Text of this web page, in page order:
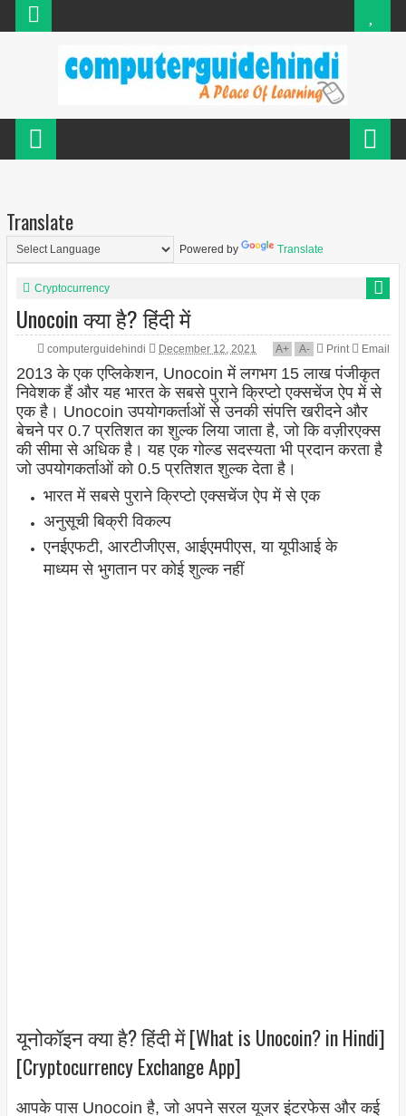
Translate
Powered by Translate
Cryptocurrency
Unocoin क्या है? हिंदी में
computerguidehindi December 12, 2021 A+ A- Print Email
2013 के एक एप्लिकेशन, Unocoin में लगभग 15 लाख पंजीकृत
निवेशक हैं और यह भारत के सबसे पुराने क्रिप्टो एक्सचेंज ऐप में से
एक है। Unocoin उपयोगकर्ताओं से उनकी संपत्ति खरीदने और
बेचने पर 0.7 प्रतिशत का शुल्क लिया जाता है, जो कि वज़ीरएक्स
की सीमा से अधिक है। यह एक गोल्ड सदस्यता भी प्रदान करता है
जो उपयोगकर्ताओं को 0.5 प्रतिशत शुल्क देता है।
भारत में सबसे पुराने क्रिप्टो एक्सचेंज ऐप में से एक
अनुसूची बिक्री विकल्प
एनईएफटी, आरटीजीएस, आईएमपीएस, या यूपीआई के
माध्यम से भुगतान पर कोई शुल्क नहीं
यूनोकॉइन क्या है? हिंदी में [What is Unocoin? in Hindi]
[Cryptocurrency Exchange App]
आपके पास Unocoin है, जो अपने सरल यूजर इंटरफेस और कई